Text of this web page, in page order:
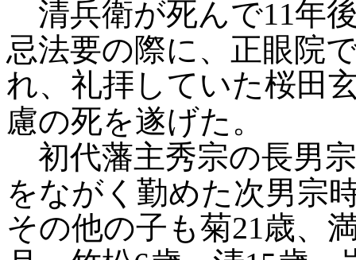
清兵衛が死んで11年
忌法要の際に、正眼院
れ、礼拝していた桜田
慮の死を遂げた。
初代藩主秀宗の長男
をながく勤めた次男宗
その他の子も菊21歳、